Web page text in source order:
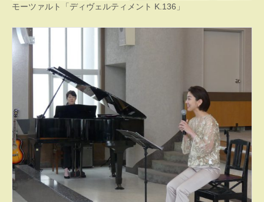
モーツァルト「ディヴェルティメント K.136」